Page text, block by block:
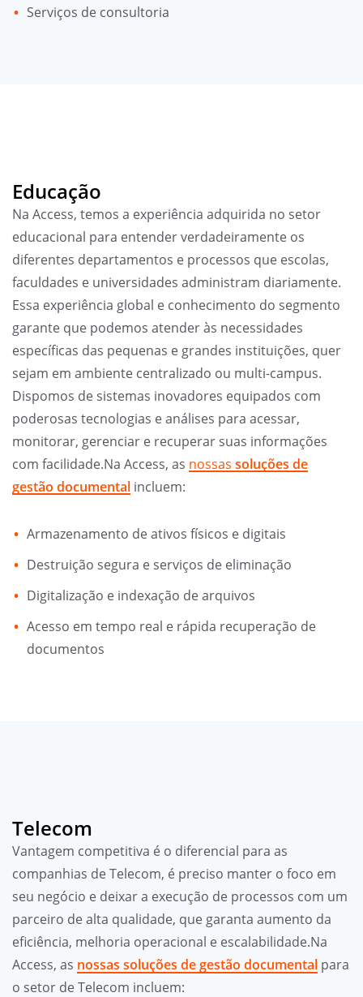
Serviços de consultoria
Educação
Na Access, temos a experiência adquirida no setor
educacional para entender verdadeiramente os
diferentes departamentos e processos que escolas,
faculdades e universidades administram diariamente.
Essa experiência global e conhecimento do segmento
garante que podemos atender às necessidades
específicas das pequenas e grandes instituições, quer
sejam em ambiente centralizado ou multi-campus.
Dispomos de sistemas inovadores equipados com
poderosas tecnologias e análises para acessar,
monitorar, gerenciar e recuperar suas informações
com facilidade.Na Access, as nossas soluções de
gestão documental incluem:
Armazenamento de ativos físicos e digitais
Destruição segura e serviços de eliminação
Digitalização e indexação de arquivos
Acesso em tempo real e rápida recuperação de
documentos
Telecom
Vantagem competitiva é o diferencial para as
companhias de Telecom, é preciso manter o foco em
seu negócio e deixar a execução de processos com um
parceiro de alta qualidade, que garanta aumento da
eficiência, melhoria operacional e escalabilidade.Na
Access, as nossas soluções de gestão documental para
o setor de Telecom incluem: